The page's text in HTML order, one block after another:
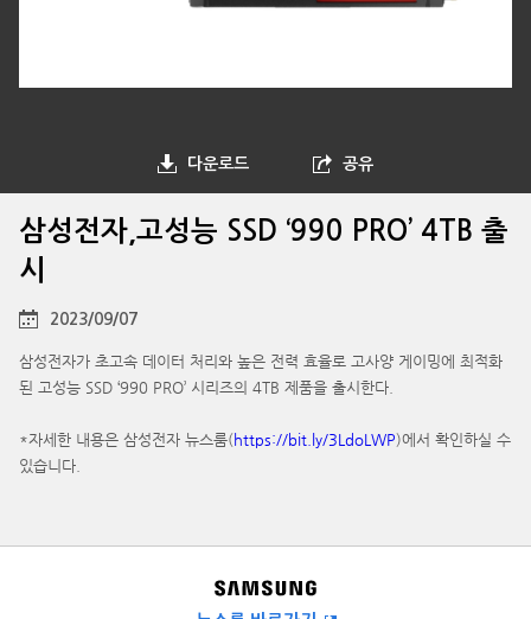
다운로드 공유
삼성전자,고성능 SSD ‘990 PRO’ 4TB 출
시
2023/09/07
삼성전자가 초고속 데이터 처리와 높은 전력 효율로 고사양 게이밍에 최적화
된 고성능 SSD ‘990 PRO’ 시리즈의 4TB 제품을 출시한다.
*자세한 내용은 삼성전자 뉴스룸(https://bit.ly/3LdoLWP)에서 확인하실 수
있습니다.